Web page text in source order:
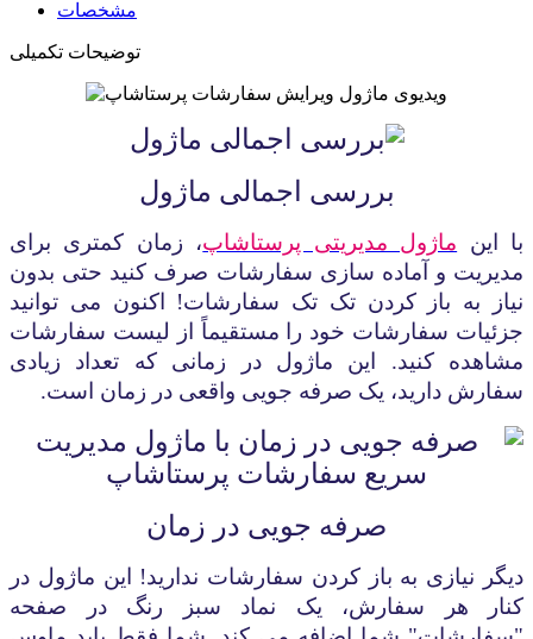
مشخصات
توضیحات تکمیلی
بررسی اجمالی ماژول
با این ماژول مدیریتی پرستاشاپ، زمان کمتری برای
مدیریت و آماده سازی سفارشات صرف کنید حتی بدون
نیاز به باز کردن تک تک سفارشات! اکنون می توانید
جزئیات سفارشات خود را مستقیماً از لیست سفارشات
مشاهده کنید. این ماژول در زمانی که تعداد زیادی
سفارش دارید، یک صرفه جویی واقعی در زمان است.
صرفه جویی در زمان
دیگر نیازی به باز کردن سفارشات ندارید! این ماژول در
کنار هر سفارش، یک نماد سبز رنگ در صفحه